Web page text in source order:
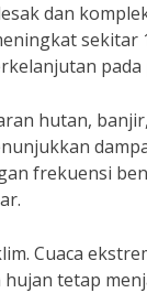
dan
sekitar
pada
hutan,
frekuensi
Cuaca
tetap